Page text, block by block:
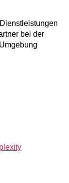
bei der